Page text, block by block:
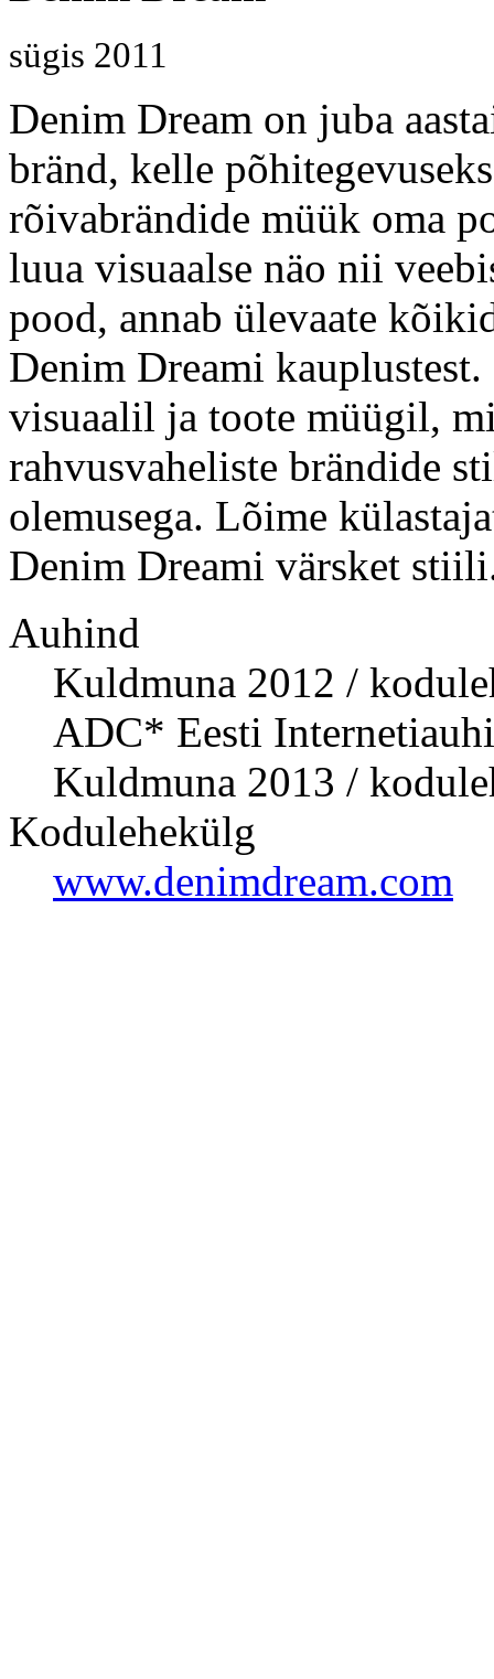
sügis 2011
Denim Dream on juba
bränd, kelle
rõivabrändide müük oma
luua visuaalse näo nii
pood, annab ülevaate
Denim Dreami
visuaalil ja toote müügil,
rahvusvaheliste brändide
olemusega. Lõime
Denim Dreami värsket
Auhind
Kuldmuna 2012 /
ADC* Eesti
Kuldmuna 2013 /
Kodulehekülg
www.denimdream.com